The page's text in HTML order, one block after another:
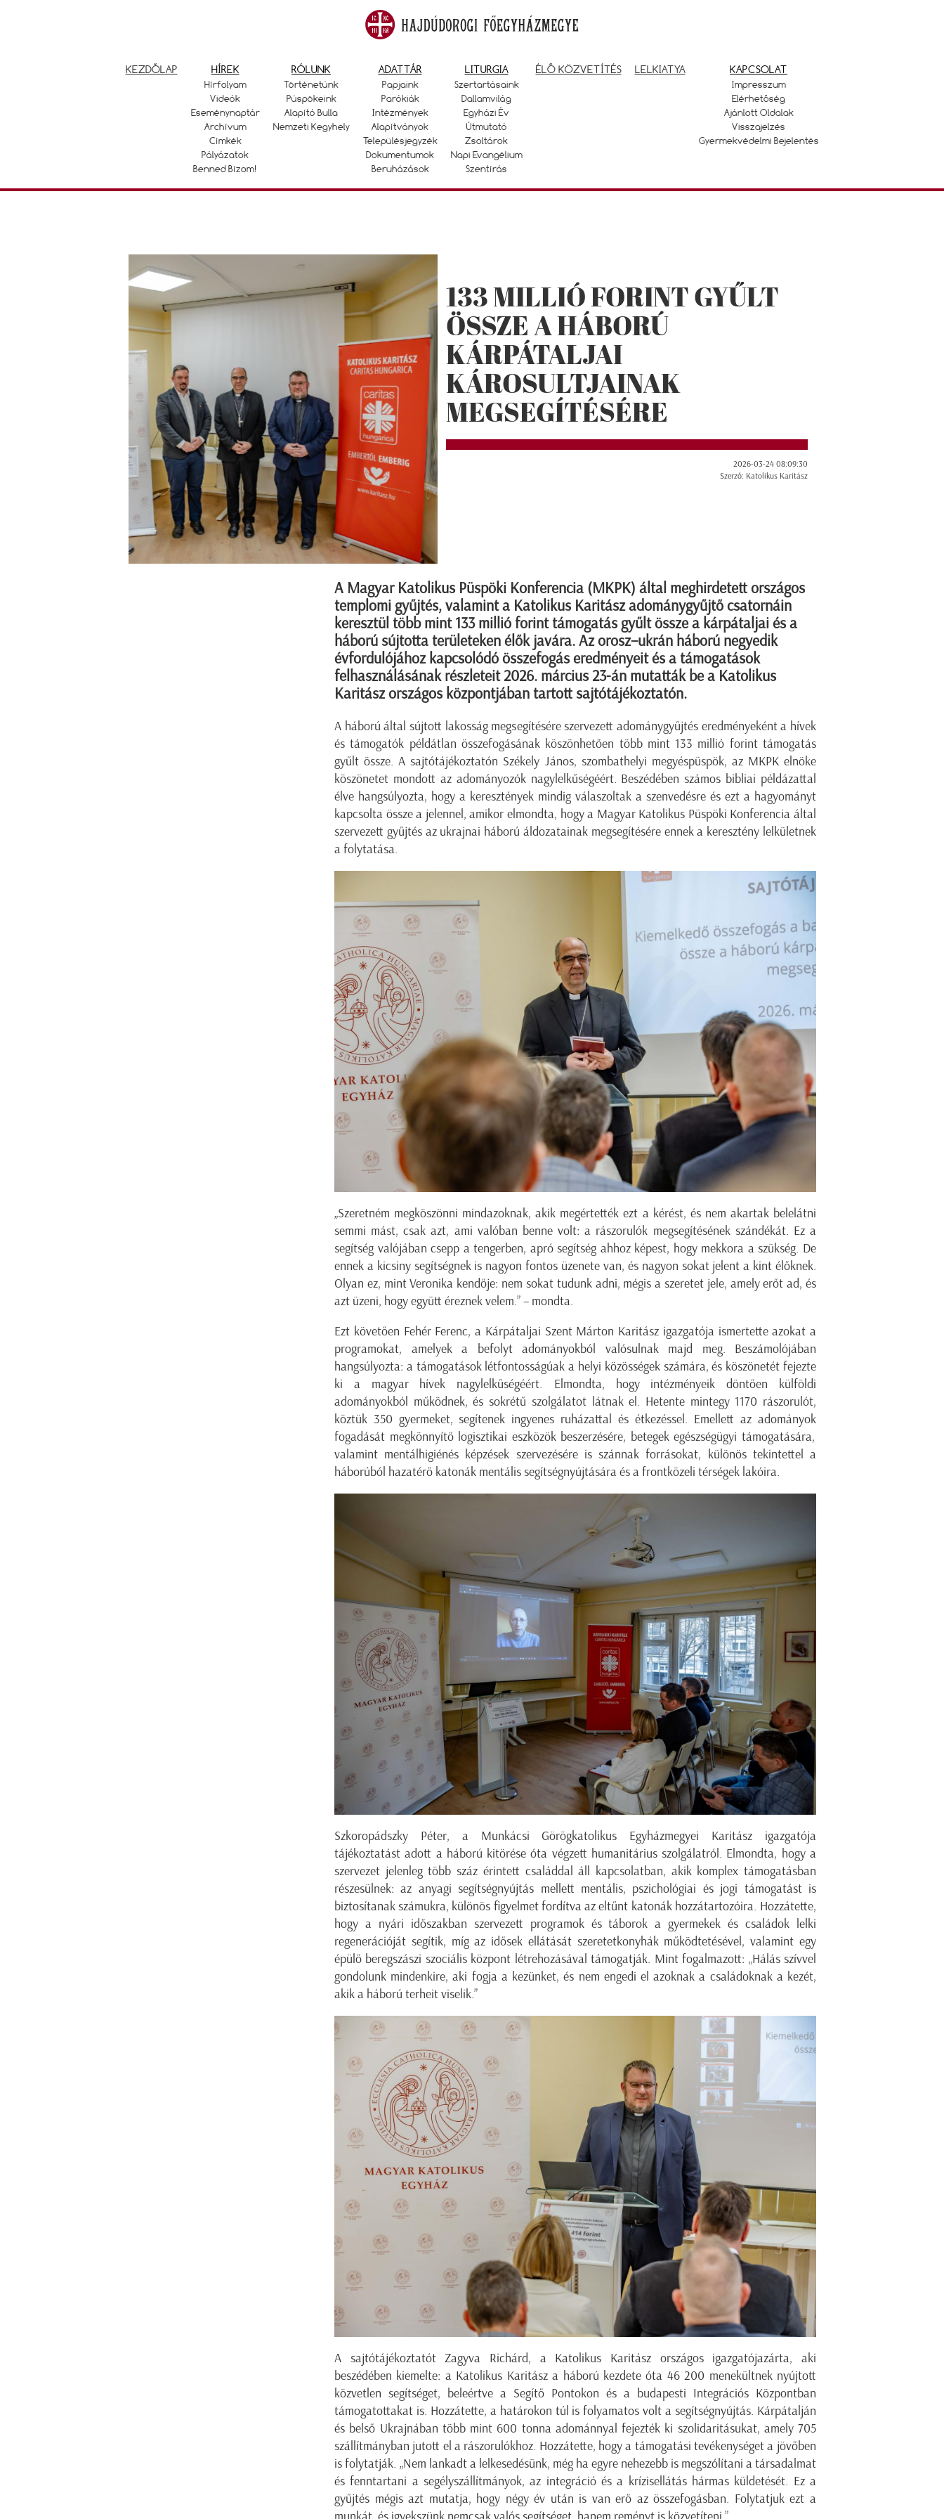
KEZDŐLAP HÍREK
Hírfolyam
Videók
Eseménynaptár
Archívum
Címkék
Pályázatok
Benned Bízom!
RÓLUNK
Történetünk
Püspökeink
Alapító Bulla
Nemzeti Kegyhely
ADATTÁR
Papjaink
Parókiák
Intézmények
Alapítványok
Településjegyzék
Dokumentumok
Beruházások
LITURGIA
Szertartásaink
Dallamvilág
Egyházi Év
Útmutató
Zsoltárok
Napi Evangélium
Szentírás
ÉLŐ KÖZVETÍTÉS LELKIATYA KAPCSOLAT
Impresszum
Elérhetőség
Ajánlott Oldalak
Visszajelzés
Gyermekvédelmi Bejelentés
133 MILLIÓ FORINT GYŰLT
ÖSSZE A HÁBORÚ
KÁRPÁTALJAI
KÁROSULTJAINAK
MEGSEGÍTÉSÉRE
2026-03-24 08:09:30
Szerző: Katolikus Karitász
A Magyar Katolikus Püspöki Konferencia (MKPK) által meghirdetett országos
templomi gyűjtés, valamint a Katolikus Karitász adománygyűjtő csatornáin
keresztül több mint 133 millió forint támogatás gyűlt össze a kárpátaljai és a
háború sújtotta területeken élők javára. Az orosz–ukrán háború negyedik
évfordulójához kapcsolódó összefogás eredményeit és a támogatások
felhasználásának részleteit 2026. március 23-án mutatták be a Katolikus
Karitász országos központjában tartott sajtótájékoztatón.
A háború által sújtott lakosság megsegítésére szervezett adománygyűjtés eredményeként a hívek
és támogatók példátlan összefogásának köszönhetően több mint 133 millió forint támogatás
gyűlt össze. A sajtótájékoztatón Székely János, szombathelyi megyéspüspök, az MKPK elnöke
köszönetet mondott az adományozók nagylelkűségéért. Beszédében számos bibliai példázattal
élve hangsúlyozta, hogy a keresztények mindig válaszoltak a szenvedésre és ezt a hagyományt
kapcsolta össze a jelennel , amikor elmondta, hogya Magyar Katolikus Püspöki Konferencia által
szervezett gyűjtés az ukrajnai háború áldozatainak megsegítésére ennek a keresztény lelkületnek
a folytatása.
„Szeretném megköszönni mindazoknak, akik megértették ezt a kérést, és nem akartak belelátni
semmi mást, csak azt, ami valóban benne volt: a rászorulók megsegítésének szándékát. Ez a
segítség valójában csepp a tengerben, apró segítség ahhoz képest, hogy mekkora a szükség. De
ennek a kicsiny segítségnek is nagyon fontos üzenete van, és nagyon sokat jelent a kint élőknek.
Olyan ez, mint Veronika kendője: nem sokat tudunk adni, mégis a szeretet jele, amely erőt ad, és
azt üzeni, hogyegyütt éreznek velem.”– mondta.
Ezt követően Fehér Ferenc, a Kárpátaljai Szent Márton Karitász igazgatója ismertette azokat a
programokat, amelyek a befolyt adományokból valósulnak majd meg. Beszámolójában
hangsúlyozta: a támogatások létfontosságúak a helyi közösségek számára, és köszönetét fejezte
ki a magyar hívek nagylelkűségéért. Elmondta, hogy intézményeik döntően külföldi
adományokból működnek, és sokrétű szolgálatot látnak el . Hetente mintegy 1170 rászorulót,
köztük 350 gyermeket, segítenek ingyenes ruházattal és étkezéssel . Emellettaz adományok
fogadását megkönnyítő logisztikai eszközök beszerzésére, betegek egészségügyi támogatására,
valamint mentálhigiénés képzések szervezésére isszánnak forrásokat, különös tekintettel a
háborúból hazatérő katonák mentális segítségnyújtására és a frontközeli térségek lakóira.
Szkoropádszky Péter, a Munkácsi Görögkatolikus Egyházmegyei Karitász igazgatója
tájékoztatást adott a háború kitörése óta végzett humanitárius szolgálatról. Elmondta, hogy a
szervezet jelenleg több száz érintett családdal áll kapcsolatban, akik komplex támogatásban
részesülnek: az anyagi segítségnyújtás mellett mentális, pszichológiai és jogi támogatást is
biztosítanak számukra, különös figyelmet fordítva az eltűnt katonák hozzátartozóira. Hozzátette,
hogy a nyári időszakban szervezett programok és táborok a gyermekek és családok lelki
regenerációját segítik, míg az idősek ellátását szeretetkonyhák működtetésével, valamint egy
épülő beregszászi szociális központ létrehozásával támogatják. Mint fogalmazott: „Hálás szívvel
gondolunk mindenkire, aki fogja a kezünket, és nem engedi el azoknak a családoknak a kezét,
akik a háború terheit viselik.”
A sajtótájékoztatótZagyva Richárd, a Katolikus Karitász országos igazgatójazárta, aki
beszédében kiemelte: a Katolikus Karitász a háború kezdete óta 46 200 menekültnek nyújtott
közvetlen segítséget, beleértve a Segítő Pontokon és a budapesti Integrációs Központban
támogatottakat is. Hozzátette, a határokon túl is folyamatos volt a segítségnyújtás. Kárpátalján
és belső Ukrajnában több mint 600 tonna adománnyal fejezték ki szolidaritásukat, amely 705
szállítmányban jutott el a rászorulókhoz. Hozzátette, hogy a támogatási tevékenységet a jövőben
is folytatják. „Nem lankadt a lelkesedésünk, még ha egyre nehezebb is megszólítani a társadalmat
és fenntartani a segélyszállítmányok, az integráció és a krízisellátás hármas küldetését. Ez a
gyűjtés mégis azt mutatja, hogy négy év után is van erő az összefogásban. Folytatjuk ezt a